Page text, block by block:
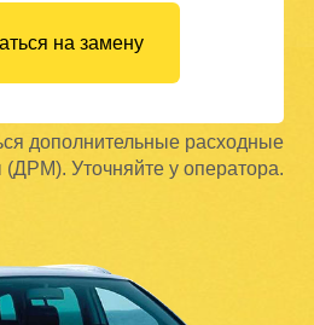
на замену
дополнительные расходные
Уточняйте у оператора.